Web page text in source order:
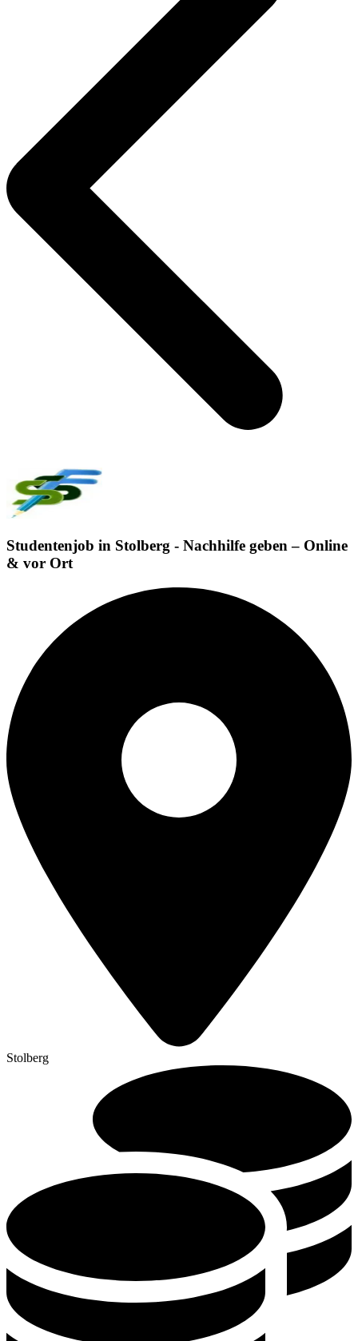
Studentenjob in Stolberg - Nachhilfe geben – Online
& vor Ort
Stolberg